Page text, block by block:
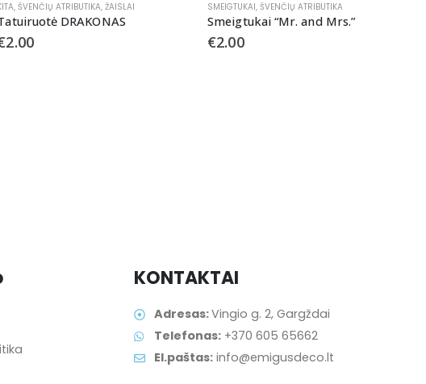
,ŠVENČIŲ ATRIBUTIKA,ŽAISLAI
DRAKONAS
2.00
SMEIGTUKAI,ŠVENČIŲ ATRIBUTIKA
Smeigtukai “Mr. and Mrs.”
€2.00
KONTAKTAI
Adresas:Vingio g. 2, Gargždai
Telefonas: +370 605 65662
El.paštas: info@emigusdeco.lt